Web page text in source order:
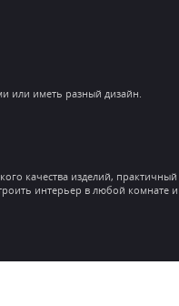
или иметь разный дизайн.
качества изделий,
интерьер в любой комнате